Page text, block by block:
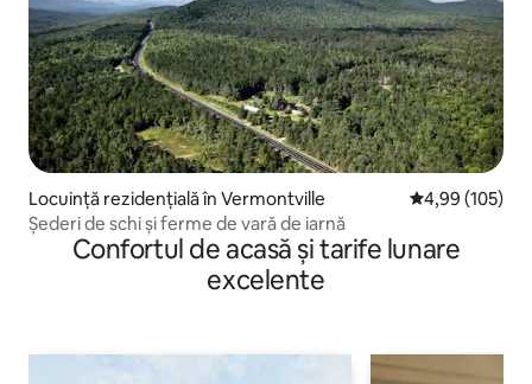
Locuință rezidențială în Vermontville Scor mediu de
4,99 (105)
Șederi de schi și ferme de vară de iarnă
Confortul de acasă și tarife lunare
excelente